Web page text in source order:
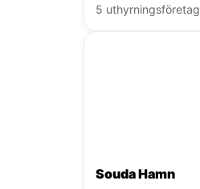
5 uthyrningsföretag
Souda Hamn